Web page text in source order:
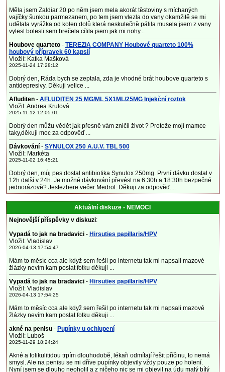
Měla jsem Zaldiar 20 po něm jsem mela akorát těstoviny s míchaných
vajíčky šunkou parmezanem, po tem jsem vlezla do vany okamžitě se mi
udělala vyrážka od kolen dolů která neskutečně pálila musela jsem z vany
vylest bolesti sem brečela cítila jsem jak mi nohy...
Houbove quarteto- TEREZIA COMPANY Houbové quarteto 100%
houbový přípravek 60 kapslí
Vložil: Katka Mašková
2025-11-24 17:28:12
Dobrý den, Ráda bych se zeptala, zda je vhodné brát houbove quarteto s
antidepresivy. Děkuji velice ...
Afluditen- AFLUDITEN 25 MG/ML 5X1ML/25MG Injekční roztok
Vložil: Andrea Krulová
2025-11-12 12:05:01
Dobrý den můžu vědět jak přesně vám zničil život ? Protože mojí mamce
taky,děkuji moc za odpověď ...
Dávkování - SYNULOX 250 A.U.V. TBL 500
Vložil: Markéta
2025-11-02 16:45:21
Dobrý den, můj pes dostal antibiotika Synulox 250mg. První dávku dostal v
12h další v 24h. Je možné dávkování převést na 6:30h a 18:30h bezpečné
jednorázově? Jestezbere večer Medrol. Děkuji za odpověď....
Aktuální diskuze - NEMOCI
Nejnovější příspěvky v diskuzi:
Vypadá to jak na bradavici - Hirsuties papillaris/HPV
Vložil: Vladislav
2026-04-13 17:54:47
Mám to měsíc cca ale když sem řešil po internetu tak mi napsali mazové
žlázky nevím kam poslat fotku děkuji ...
Vypadá to jak na bradavici - Hirsuties papillaris/HPV
Vložil: Vladislav
2026-04-13 17:54:25
Mám to měsíc cca ale když sem řešil po internetu tak mi napsali mazové
žlázky nevím kam poslat fotku děkuji ...
akné na penisu- Pupínky u ochlupení
Vložil: Luboš
2025-11-29 18:24:24
Akné a folikulitidou trpím dlouhodobě, lékaři odmítají řešit příčinu, to nemá
smysl. Ale na penisu se mi dříve pupínky objevily vždy pouze po holení.
Nyní jsem se dlouho neoholil a z ničeho nic se mi objevil na údu malý bílý